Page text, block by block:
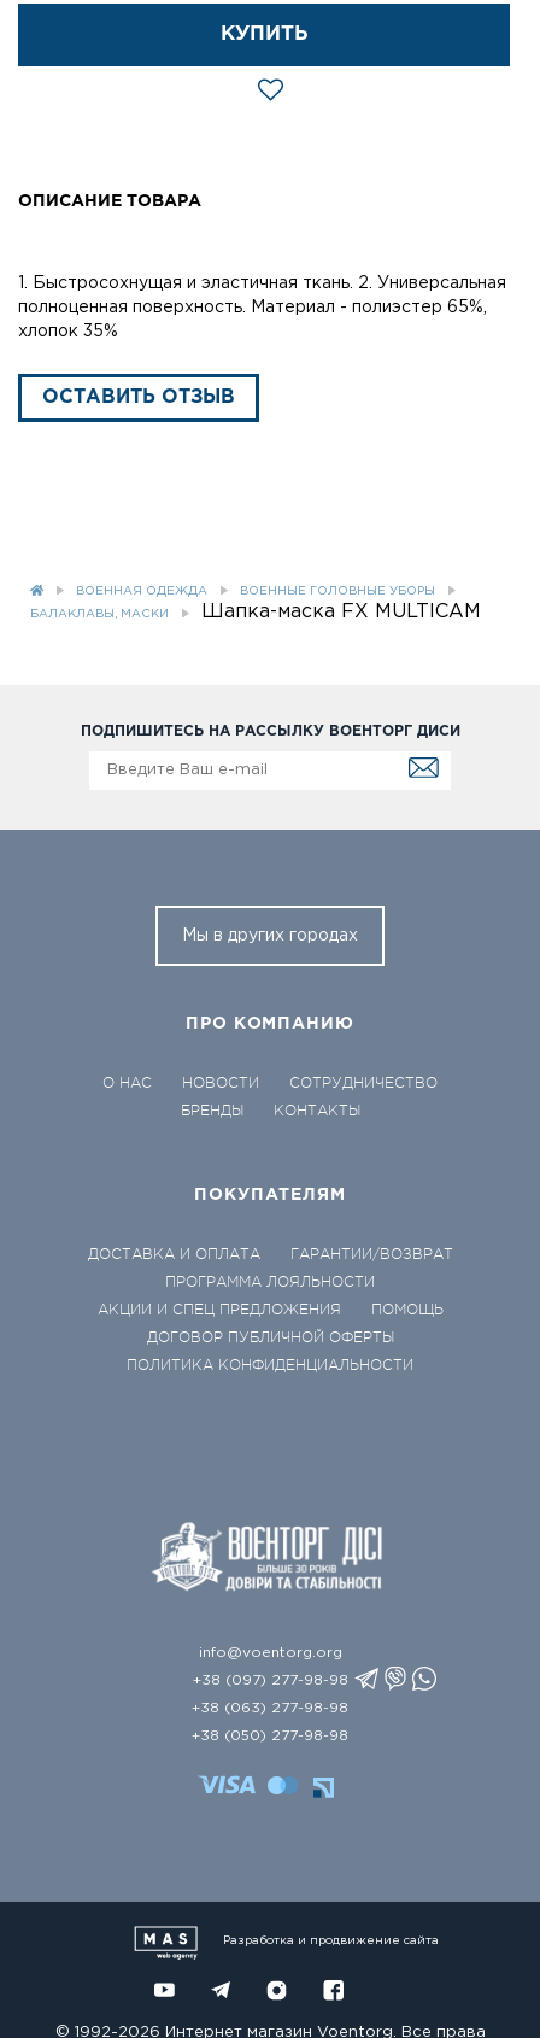
КУПИТЬ
ОПИСАНИЕ ТОВАРА
1. Быстросохнущая и эластичная ткань. 2. Универсальная
полноценная поверхность. Материал - полиэстер 65%,
хлопок 35%
ОСТАВИТЬ ОТЗЫВ
ВОЕННАЯ ОДЕЖДА ВОЕННЫЕ ГОЛОВНЫЕ УБОРЫ
БАЛАКЛАВЫ, МАСКИ Шапка-маска FX MULTICAM
ПОДПИШИТЕСЬ НА РАССЫЛКУ ВОЕНТОРГ ДИСИ
Мы в других городах
ПРО КОМПАНИЮ
О НАС НОВОСТИ
СОТРУДНИЧЕСТВО
БРЕНДЫ
КОНТАКТЫ
ПОКУПАТЕЛЯМ
ДОСТАВКА И ОПЛАТА
ГАРАНТИИ/ВОЗВРАТ
ПРОГРАММА ЛОЯЛЬНОСТИ
АКЦИИ И СПЕЦ ПРЕДЛОЖЕНИЯ
ПОМОЩЬ
ДОГОВОР ПУБЛИЧНОЙ ОФЕРТЫ
ПОЛИТИКА КОНФИДЕНЦИАЛЬНОСТИ
info@voentorg.org
+38 (097) 277-98-98
+38 (063) 277-98-98
+38 (050) 277-98-98
© 1992-2026 Интернет магазин Voentorg. Все права
Разработка и продвижение сайта